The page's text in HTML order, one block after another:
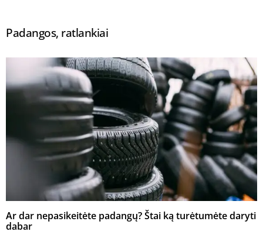
Padangos, ratlankiai
Ar dar nepasikeitėte padangų? Štai ką turėtumėte daryti
dabar